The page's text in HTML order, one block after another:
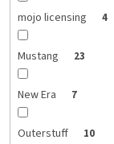
mojo licensing 4
Mustang 23
New Era 7
Outerstuff 10